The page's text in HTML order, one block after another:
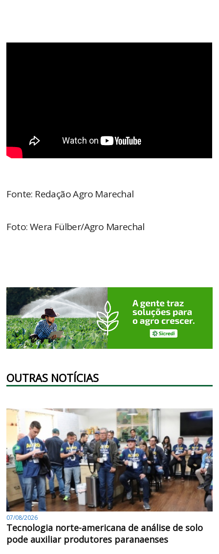
Fonte: Redação Agro Marechal
Foto: Wera Fülber/Agro Marechal
OUTRAS NOTÍCIAS
07/08/2026
Tecnologia norte-americana de análise de solo
pode auxiliar produtores paranaenses